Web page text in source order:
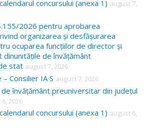
concursului (anexa 1) august 7,
2026 pentru aprobarea
organizarea și desfășurarea
ocuparea funcțiilor de director și
de învățământ
stat august 7, 2026
Consilier IA S august 7, 2026
de învățământ preuniversitar din județul
2026
concursului (anexa 1) august 6,